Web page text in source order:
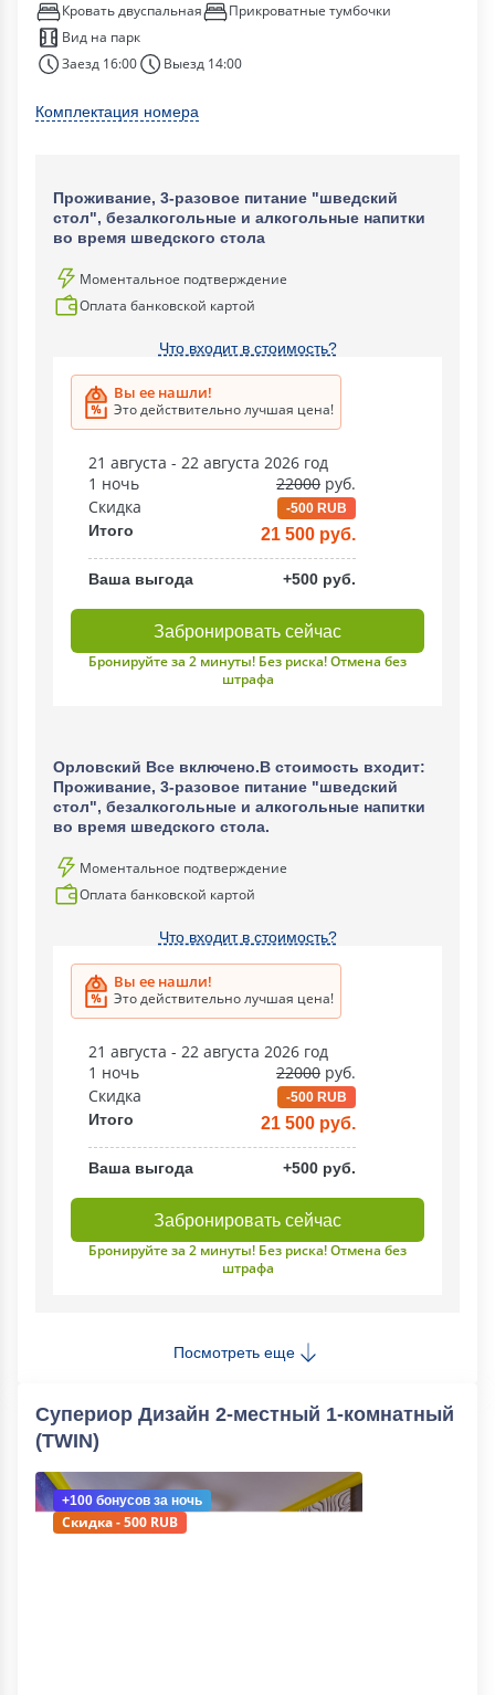
Кровать двуспальная
Прикроватные тумбочки
Вид на парк
Заезд 16:00
Выезд 14:00
Комплектация номера
Проживание, 3-разовое питание "шведский
стол", безалкогольные и алкогольные напитки
во время шведского стола
Моментальное подтверждение
Оплата банковской картой
Что входит в стоимость?
Вы ее нашли!
Это действительно лучшая цена!
21 августа - 22 августа 2026 год
1 ночь
22000 руб.
Скидка
-500 RUB
Итого 21 500 руб.
Ваша выгода +500 руб.
Забронировать сейчас
Бронируйте за 2 минуты! Без риска! Отмена без
штрафа
Орловский Все включено.В стоимость входит:
Проживание, 3-разовое питание "шведский
стол", безалкогольные и алкогольные напитки
во время шведского стола.
Моментальное подтверждение
Оплата банковской картой
Что входит в стоимость?
Вы ее нашли!
Это действительно лучшая цена!
21 августа - 22 августа 2026 год
1 ночь
22000 руб.
Скидка
-500 RUB
Итого 21 500 руб.
Ваша выгода +500 руб.
Забронировать сейчас
Бронируйте за 2 минуты! Без риска! Отмена без
штрафа
Посмотреть еще
Супериор Дизайн 2-местный 1-комнатный
(TWIN)
+100 бонусов за ночь
Скидка - 500 RUB